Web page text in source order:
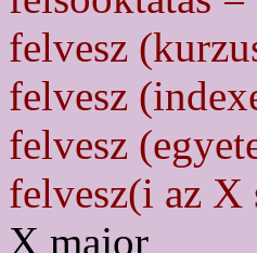
felvesz
felvesz
felvesz
felvesz(i az X
X major